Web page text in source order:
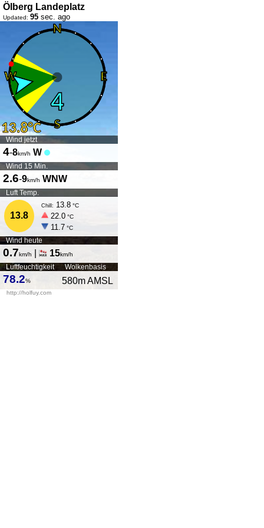
Ölberg Landeplatz
Updated: 95 sec. ago
Wind jetzt
4-8km/h W
Wind 15 Min.
2.6-9km/h WNW
Luft Temp.
13.8
Chill: 13.8 °C
22.0 °C
11.7 °C
Wind heute
0.7km/h 15km/h
Luftfeuchtigkeit
78.2%
Wolkenbasis
580m AMSL
http://holfuy.com